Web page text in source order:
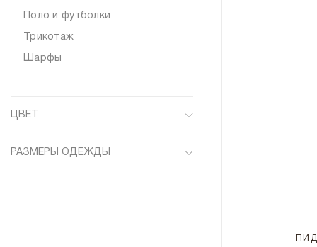
Поло и футболки
Трикотаж
Шарфы
ЦВЕТ
РАЗМЕРЫ ОДЕЖДЫ